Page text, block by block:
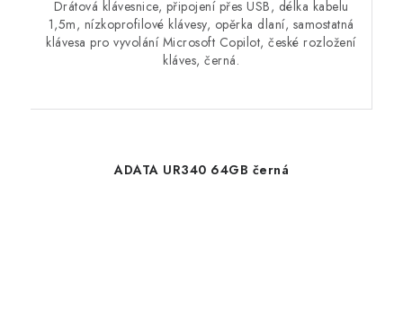
Drátová klávesnice, připojení přes USB, délka kabelu
1,5m, nízkoprofilové klávesy, opěrka dlaní, samostatná
klávesa pro vyvolání Microsoft Copilot, české rozložení
kláves, černá.
ADATA UR340 64GB černá